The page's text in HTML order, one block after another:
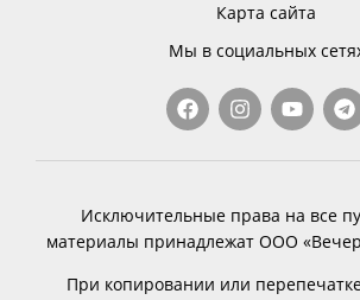
Карта сайта
Мы в социальных
Исключительные права на все
материалы принадлежат ООО
При копировании или